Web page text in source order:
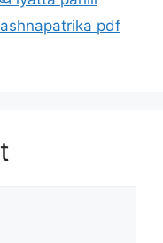
pdf